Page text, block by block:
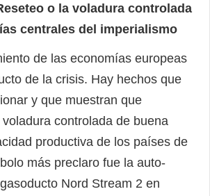
o la voladura controlada
centrales del imperialismo
de las economías europeas
de la crisis. Hay hechos que
y que muestran que
controlada de buena
productiva de los países de
más preclaro fue la auto-
Nord Stream 2 en